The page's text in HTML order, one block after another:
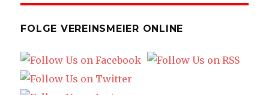
FOLGE VEREINSMEIER ONLINE